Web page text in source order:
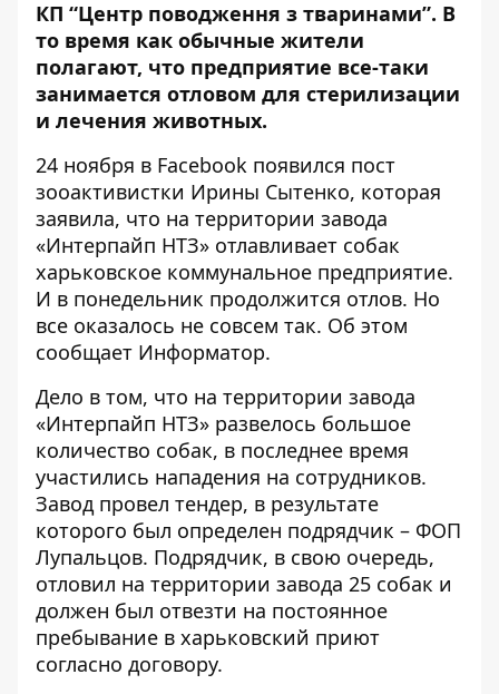
КП “Центр поводження з тваринами”. В
то время как обычные жители
полагают, что предприятие все-таки
занимается отловом для стерилизации
и лечения животных.
24 ноября в Facebook появился пост
зооактивистки Ирины Сытенко, которая
заявила, что на территории завода
«Интерпайп НТЗ» отлавливает собак
харьковское коммунальное предприятие.
И в понедельник продолжится отлов. Но
все оказалось не совсем так. Об этом
сообщает Информатор.
Дело в том, что на территории завода
«Интерпайп НТЗ» развелось большое
количество собак, в последнее время
участились нападения на сотрудников.
Завод провел тендер, в результате
которого был определен подрядчик – ФОП
Лупальцов. Подрядчик, в свою очередь,
отловил на территории завода 25 собак и
должен был отвезти на постоянное
пребывание в харьковский приют
согласно договору.